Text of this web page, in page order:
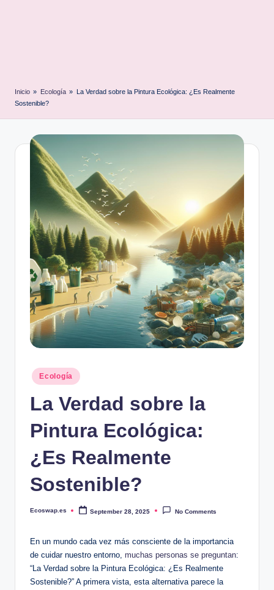
Inicio » Ecología » La Verdad sobre la Pintura Ecológica: ¿Es Realmente
Sostenible?
Posted
in
Ecología
La Verdad sobre la
Pintura Ecológica:
¿Es Realmente
Sostenible?
Posted
Ecoswap.es September 28, 2025 No Comments
En un mundo cada vez más consciente de la importancia
de cuidar nuestro entorno, muchas personas se preguntan:
“La Verdad sobre la Pintura Ecológica: ¿Es Realmente
Sostenible?” A primera vista, esta alternativa parece la